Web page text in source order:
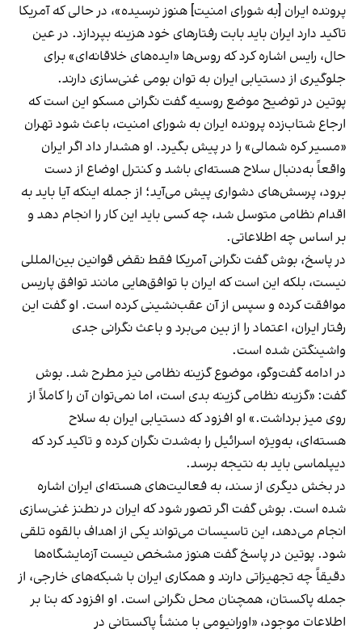
پرونده ایران [به شورای امنیت] هنوز نرسیده»، در حالی که آمریکا
تاکید دارد ایران باید بابت رفتارهای خود هزینه بپردازد. در عین
حال، رایس اشاره کرد که روس‌ها «ایده‌های خلاقانه‌ای» برای
جلوگیری از دستیابی ایران به توان بومی غنی‌سازی دارند.
پوتین در توضیح موضع روسیه گفت نگرانی مسکو این است که
ارجاع شتاب‌زده پرونده ایران به شورای امنیت، باعث شود تهران
«مسیر کره شمالی» را در پیش بگیرد. او هشدار داد اگر ایران
واقعاً به‌دنبال سلاح هسته‌ای باشد و کنترل اوضاع از دست
برود، پرسش‌های دشواری پیش می‌آید؛ از جمله اینکه آیا باید به
اقدام نظامی متوسل شد، چه کسی باید این کار را انجام دهد و
بر اساس چه اطلاعاتی.
در پاسخ، بوش گفت نگرانی آمریکا فقط نقض قوانین بین‌المللی
نیست، بلکه این است که ایران با توافق‌هایی مانند توافق پاریس
موافقت کرده و سپس از آن عقب‌نشینی کرده است. او گفت این
رفتار ایران، اعتماد را از بین می‌برد و باعث نگرانی جدی
واشینگتن شده است.
در ادامه گفت‌وگو، موضوع گزینه نظامی نیز مطرح شد. بوش
گفت: «گزینه نظامی گزینه بدی است، اما نمی‌توان آن را کاملاً از
روی میز برداشت.» او افزود که دستیابی ایران به سلاح
هسته‌ای، به‌ویژه اسرائیل را به‌شدت نگران کرده و تاکید کرد که
دیپلماسی باید به نتیجه برسد.
در بخش دیگری از سند، به فعالیت‌های هسته‌ای ایران اشاره
شده است. بوش گفت اگر تصور شود که ایران در نطنز غنی‌سازی
انجام می‌دهد، این تاسیسات می‌تواند یکی از اهداف بالقوه تلقی
شود. پوتین در پاسخ گفت هنوز مشخص نیست آزمایشگاه‌ها
دقیقاً چه تجهیزاتی دارند و همکاری ایران با شبکه‌های خارجی، از
جمله پاکستان، همچنان محل نگرانی است. او افزود که بنا بر
اطلاعات موجود، «اورانیومی با منشأ پاکستانی در